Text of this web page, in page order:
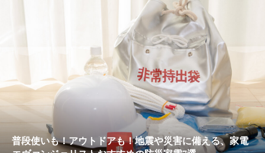
普段使いも！アウトドアも！地震や災害に備える、家電